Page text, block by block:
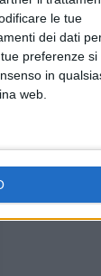
le tue
dei dati
preferenze si
in
web.